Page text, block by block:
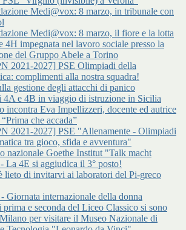
Medi@vox: 8 marzo, in tribunale con
Medi@vox: 8 marzo, il fiore e la lotta
4H impegnata nel lavoro sociale presso la
del Gruppo Abele a Torino
2021-2027] PSE Olimpiadi della
complimenti alla nostra squadra!
gestione degli attacchi di panico
4A e 4B in viaggio di istruzione in Sicilia
incontra Eva Impellizzeri, docente ed autrice
che accada”
2021-2027] PSE "Allenamente - Olimpiadi
tra gioco, sfida e avventura"
nazionale Goethe Institut "Talk macht
La 4E si aggiudica il 3° posto!
lieto di invitarvi ai laboratori del Pi-greco
Giornata internazionale della donna
prima e seconda del Liceo Classico si sono
per visitare il Museo Nazionale di